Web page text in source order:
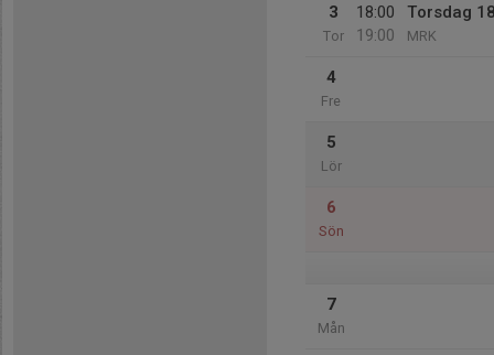
3
Tor
18:00
19:00
Torsdag
MRK
4
Fre
5
Lör
6
Sön
7
Mån